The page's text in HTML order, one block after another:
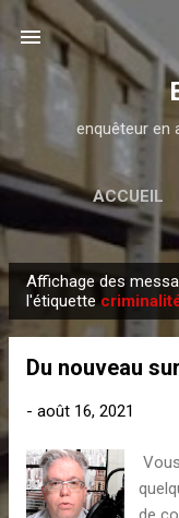
enquêteur en
ACCUEIL
M
e
Affichage des
l'étiquette
Du nouveau
- août 16, 2021